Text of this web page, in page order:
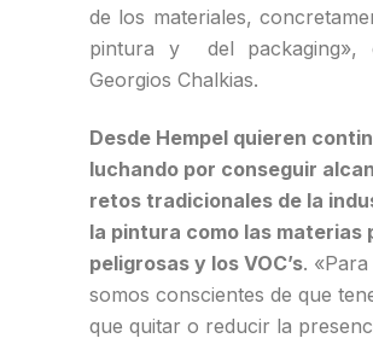
de los materiales,
pintura y del packaging»,
Georgios Chalkias.
Desde Hempel quieren
luchando por conseguir
retos tradicionales de la
la pintura como las materias
peligrosas y los VOC’s.
somos conscientes de que
que quitar o reducir la